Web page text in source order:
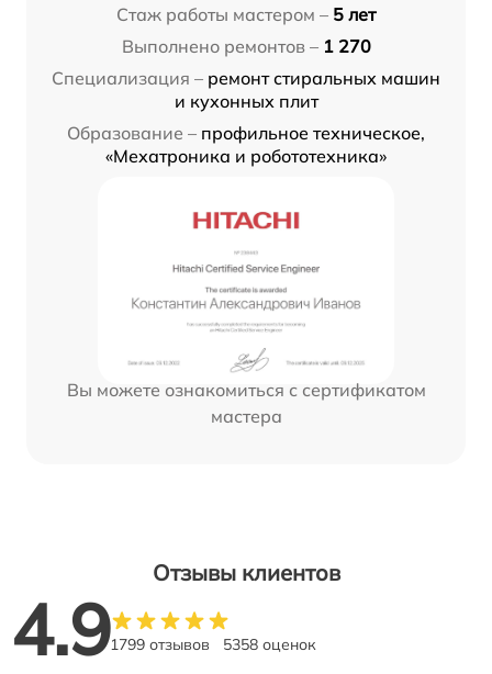
Стаж работы мастером – 5 лет
Выполнено ремонтов – 1 270
Специализация – ремонт стиральных машин
и кухонных плит
Образование – профильное техническое,
«Мехатроника и робототехника»
Вы можете ознакомиться с сертификатом
мастера
Отзывы клиентов
4.91799 отзывов 5358 оценок